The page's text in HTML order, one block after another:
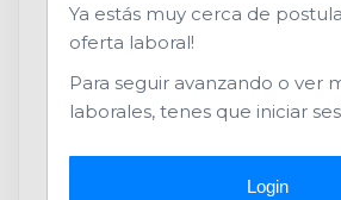
TRUFA
Rubro: RESTAURANTE
Ya estás muy cerca de
oferta laboral!
Para seguir avanzando o ver
laborales, tenes que iniciar
Login